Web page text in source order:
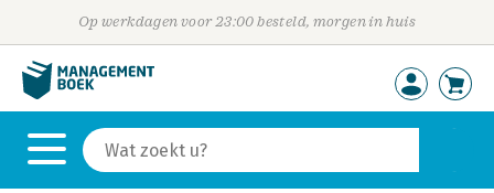
Op werkdagen voor 23:00 besteld, morgen in huis